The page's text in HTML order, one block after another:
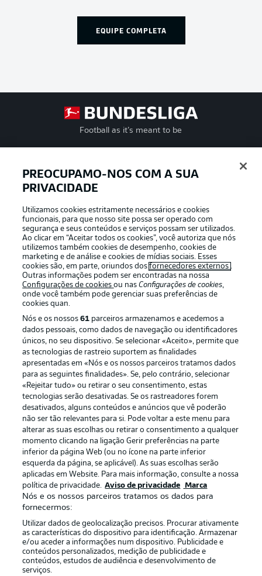
EQUIPE COMPLETA
Football as it’s meant to be
APLICATIVO DA BUNDESLIGA
Oferecido por
Publicidade Avisos legais
Gerir preferências Aviso de privacidade
Emissoras
Trabalhe conosco Marca
Contato Jogadores
PREOCUPAMO-NOS COM A SUA
PRIVACIDADE
Utilizamos cookies estritamente necessários e cookies
funcionais, para que nosso site possa ser operado com
segurança e seus conteúdos e serviços possam ser utilizados.
Ao clicar em “Aceitar todos os cookies”, você autoriza que nós
utilizemos também cookies de desempenho, cookies de
marketing e de análise e cookies de mídias sociais. Esses
cookies são, em parte, oriundos dosfornecedores externos .
Outras informações podem ser encontradas na nossa
Configurações de cookiesou nasConfigurações de cookies,
onde você também pode gerenciar suas preferências de
cookies quan.
Nós e os nossos61 parceiros armazenamos e acedemos a
dados pessoais, como dados de navegação ou identificadores
únicos, no seu dispositivo. Se selecionar «Aceito», permite que
as tecnologias de rastreio suportem as finalidades
apresentadas em «Nós e os nossos parceiros tratamos dados
para as seguintes finalidades». Se, pelo contrário, selecionar
«Rejeitar tudo» ou retirar o seu consentimento, estas
tecnologias serão desativadas. Se os rastreadores forem
desativados, alguns conteúdos e anúncios que vê poderão
não ser tão relevantes para si. Pode voltar a este menu para
alterar as suas escolhas ou retirar o consentimento a qualquer
momento clicando na ligação Gerir preferências na parte
inferior da página Web (ou no ícone na parte inferior
esquerda da página, se aplicável). As suas escolhas serão
aplicadas em Website. Para mais informação, consulte a nossa
política de privacidade. Aviso de privacidade Marca
Nós e os nossos parceiros tratamos os dados para
fornecermos:
Utilizar dados de geolocalização precisos. Procurar ativamente
as características do dispositivo para identificação. Armazenar
e/ou aceder a informações num dispositivo. Publicidade e
conteúdos personalizados, medição de publicidade e
conteúdos, estudos de audiência e desenvolvimento de
serviços.